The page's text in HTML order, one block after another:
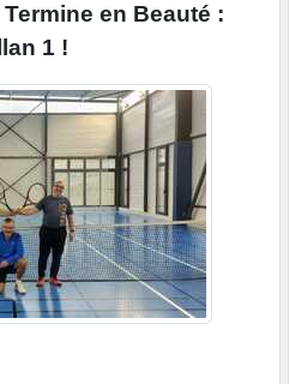
Termine en Beauté :
1 !